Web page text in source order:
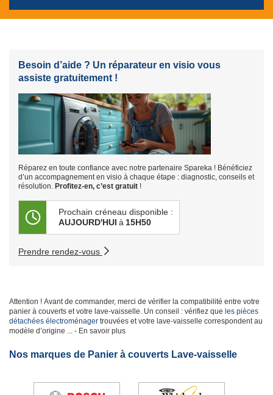
Besoin d’aide ? Un réparateur en visio vous
assiste gratuitement !
Réparez en toute confiance avec notre partenaire Spareka ! Bénéficiez
d’un accompagnement en visio à chaque étape : diagnostic, conseils et
résolution. Profitez-en, c’est gratuit !
Prochain créneau disponible :
AUJOURD'HUI à 15H50
Prendre rendez-vous
Attention ! Avant de commander, merci de vérifier la compatibilité entre votre
panier à couverts et votre lave-vaisselle. Un conseil : vérifiez que les pièces
détachées électroménager trouvées et votre lave-vaisselle correspondent au
modèle d’origine ... - En savoir plus
Nos marques de Panier à couverts Lave-vaisselle